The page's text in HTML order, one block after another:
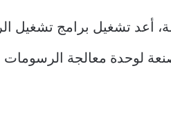
لوحدة معالجة الرسومات